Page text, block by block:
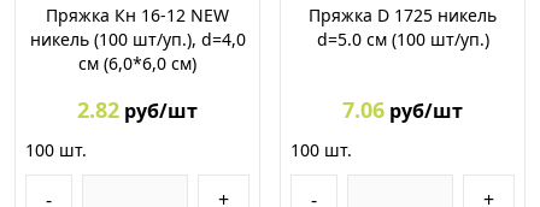
Пряжка Кн 16-12 NEW
никель (100 шт/уп.), d=4,0
см (6,0*6,0 см)
2.82 руб/шт
100 шт.
- +
Пряжка D 1725 никель
d=5.0 см (100 шт/уп.)
7.06 руб/шт
100 шт.
- +